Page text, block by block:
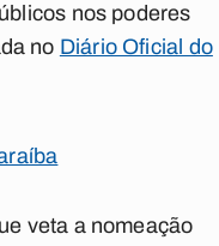
nos poderes
no Diário Oficial do
veta a nomeação